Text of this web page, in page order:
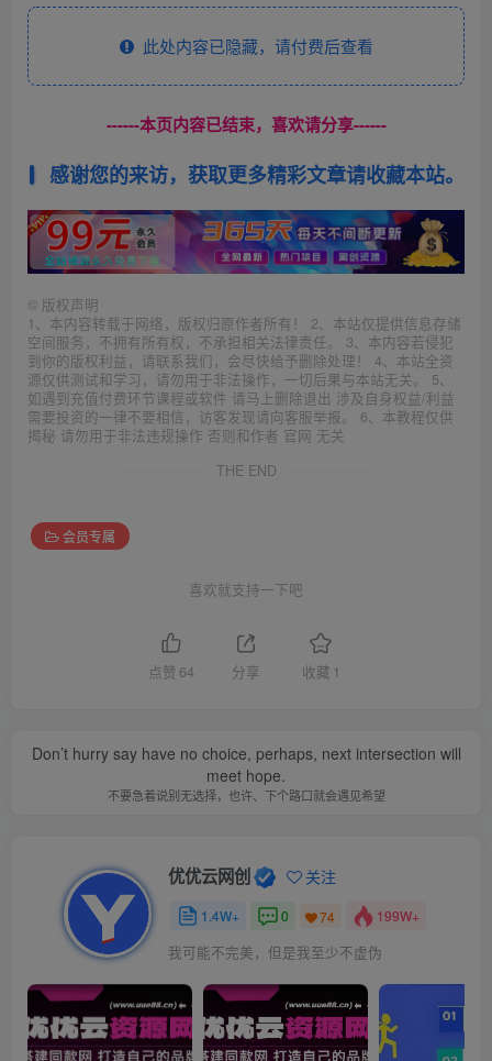
此处内容已隐藏，请付费后查看
------本页内容已结束，喜欢请分享------
感谢您的来访，获取更多精彩文章请收藏本站。
© 版权声明
1、本内容转载于网络，版权归原作者所有！ 2、本站仅提供信息存储
空间服务，不拥有所有权，不承担相关法律责任。 3、本内容若侵犯
到你的版权利益，请联系我们，会尽快给予删除处理！ 4、本站全资
源仅供测试和学习，请勿用于非法操作，一切后果与本站无关。 5、
如遇到充值付费环节课程或软件 请马上删除退出 涉及自身权益/利益
需要投资的一律不要相信，访客发现请向客服举报。 6、本教程仅供
揭秘 请勿用于非法违规操作 否则和作者 官网 无关
THE END
会员专属
喜欢就支持一下吧
点赞 64 分享 收藏 1
Don’t hurry say have no choice, perhaps, next intersection will
meet hope.
不要急着说别无选择，也许、下个路口就会遇见希望
优优云网创 关注
1.4W+ 0 74 199W+
我可能不完美，但是我至少不虚伪